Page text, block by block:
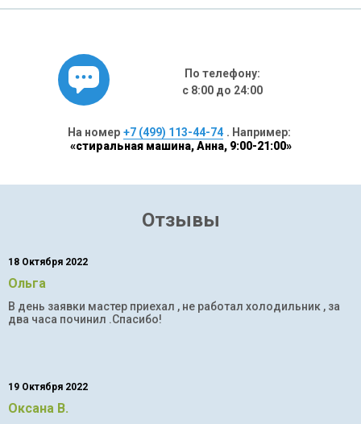
По телефону:
с 8:00 до 24:00
На номер +7 (499) 113-44-74 . Например:
«стиральная машина, Анна, 9:00-21:00»
Отзывы
18 Октября 2022
Ольга
В день заявки мастер приехал , не работал холодильник , за
два часа починил .Спасибо!
19 Октября 2022
Оксана В.